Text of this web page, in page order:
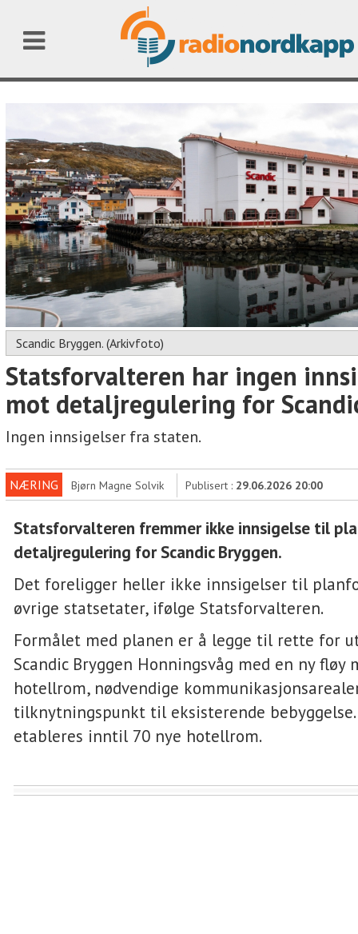
Scandic Bryggen. (Arkivfoto)
Statsforvalteren har ingen
mot detaljregulering for
Ingen innsigelser fra staten.
NÆRING Bjørn Magne Solvik Publisert : 29.06.2026 20:00
Statsforvalteren fremmer ikke innsigelse til
detaljregulering for Scandic Bryggen.
Det foreligger heller ikke innsigelser til
øvrige statsetater, ifølge Statsforvalteren.
Formålet med planen er å legge til rette for
Scandic Bryggen Honningsvåg med en ny fløy
hotellrom, nødvendige
tilknytningspunkt til eksisterende
etableres inntil 70 nye hotellrom.